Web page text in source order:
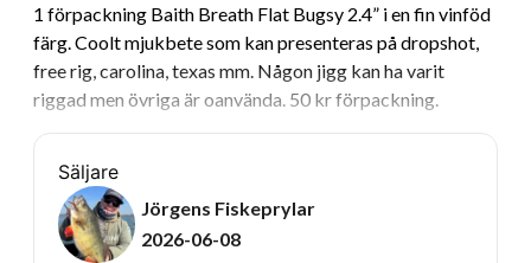
1 förpackning Baith Breath Flat Bugsy 2.4” i en fin vinföd
färg. Coolt mjukbete som kan presenteras på dropshot,
free rig, carolina, texas mm. Någon jigg kan ha varit
riggad men övriga är oanvända. 50 kr förpackning.
Säljare
Jörgens Fiskeprylar
2026-06-08